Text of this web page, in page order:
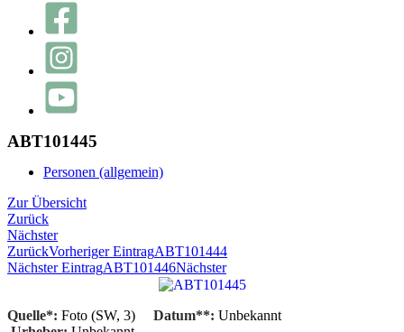
ABT101445
Personen (allgemein)
Zur Übersicht
Zurück
Nächster
ZurückVorheriger EintragABT101444
Nächster EintragABT101446Nächster
Quelle*: Foto (SW, 3) Datum**: Unbekannt